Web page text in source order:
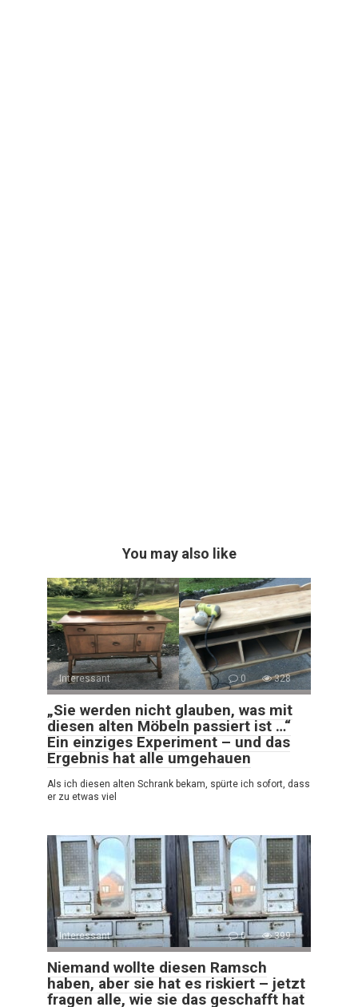
You may also like
Interessant 0 328
„Sie werden nicht glauben, was mit
diesen alten Möbeln passiert ist …“
Ein einziges Experiment – und das
Ergebnis hat alle umgehauen
Als ich diesen alten Schrank bekam, spürte ich sofort, dass
er zu etwas viel
Interessant 0 399
Niemand wollte diesen Ramsch
haben, aber sie hat es riskiert – jetzt
fragen alle, wie sie das geschafft hat